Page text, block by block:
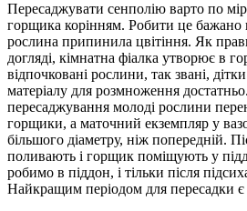
Пересаджувати сенполію варто по
горщика корінням. Робити це бажано
рослина припинила цвітіння. Як
догляді, кімнатна фіалка утворює в
відпочковані рослини, так звані,
матеріалу для розмноження
пересаджування молоді рослини
горщики, а маточний екземпляр у
більшого діаметру, ніж попередній.
поливають і горщик поміщують у
робимо в піддон, і тільки після
Найкращим періодом для пересадки є